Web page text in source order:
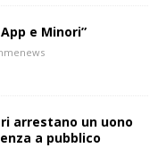
e Minori”
arrestano un uono
a pubblico